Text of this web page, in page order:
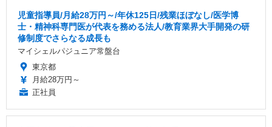
児童指導員/月給28万円～/年休125日/残業ほぼなし/医学博
士・精神科専門医が代表を務める法人/教育業界大手開発の研
修制度でさらなる成長も
マイシェルパジュニア常盤台
東京都
月給28万円～
正社員